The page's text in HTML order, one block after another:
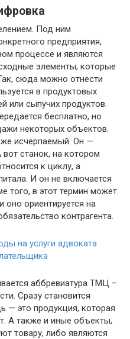
Под ним
предприятия,
процессе и являются
элементы, которые
сюда можно отнести
в продуктовых
или сыпучих продуктов.
бесплатно, но
некоторых объектов.
исчерпаемый. Он —
станок, на котором
к циклу, а
И он не включается
того, в этот термин может
оно ориентируется на
контрагента.
на услуги адвоката
аббревиатура ТМЦ –
Сразу становится
— это продукция, которая
А также и иные объекты,
товару, либо являются